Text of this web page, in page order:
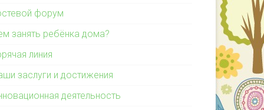
форум
занять ребёнка дома?
линия
заслуги и достижения
деятельность